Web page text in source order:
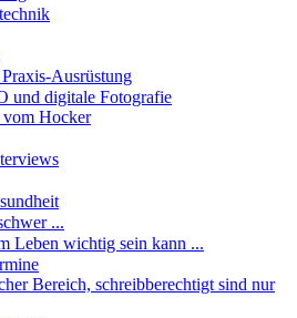
Ausrüstung
und digitale Fotografie
vom Hocker
...
Leben wichtig sein kann ...
Bereich, schreibberechtigt sind nur